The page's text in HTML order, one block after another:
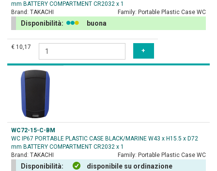
mm BATTERY COMPARTMENT CR2032 x 1
Brand: TAKACHI Family: Portable Plastic Case WC
Disponibilità: buona
€ 10,17
WC72-15-C-BM
WC IP67 PORTABLE PLASTIC CASE BLACK/MARINE W43 x H15.5 x D72
mm BATTERY COMPARTMENT CR2032 x 1
Brand: TAKACHI Family: Portable Plastic Case WC
Disponibilità: disponibile su ordinazione